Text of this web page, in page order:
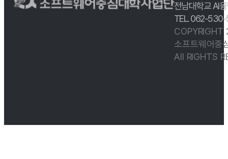
전남대학교 AI
TEL. 062-
COPYRIGHT
소프트웨어중
All RIGHTS